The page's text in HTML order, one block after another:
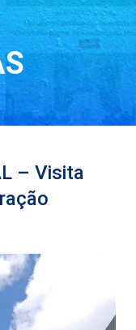
– Visita